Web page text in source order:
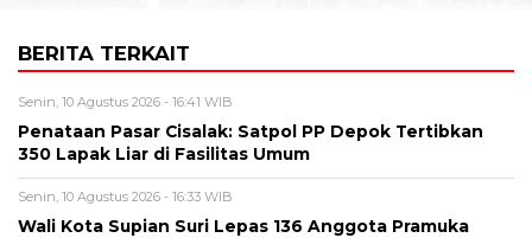
BERITA TERKAIT
Senin, 10 Agustus 2026 - 16:41 WIB
Penataan Pasar Cisalak: Satpol PP Depok Tertibkan
350 Lapak Liar di Fasilitas Umum
Senin, 10 Agustus 2026 - 16:33 WIB
Wali Kota Supian Suri Lepas 136 Anggota Pramuka